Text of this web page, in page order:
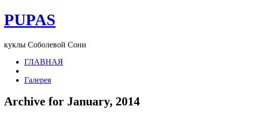
PUPAS
куклы Соболевой Сони
ГЛАВНАЯ
Галерея
Archive for January, 2014